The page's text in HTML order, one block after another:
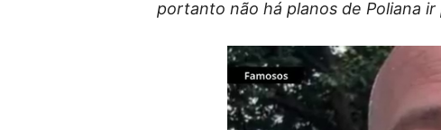
portanto não há planos de Poliana ir